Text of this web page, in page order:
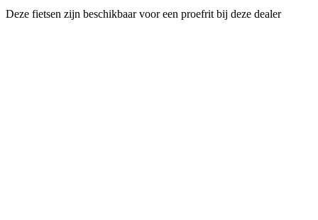
Deze fietsen zijn beschikbaar voor een proefrit bij deze dealer